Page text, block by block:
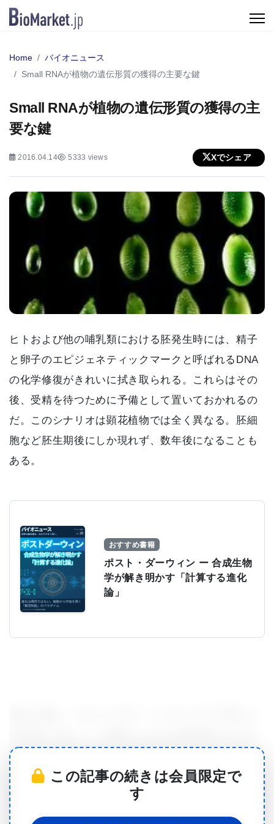
Home
バイオニュース
Small RNAが植物の遺伝形質の獲得の主要な鍵
Small RNAが植物の遺伝形質の獲得の主
要な鍵
2016.04.14 5333 views Xでシェア
ヒトおよび他の哺乳類における胚発生時には、精子
と卵子のエピジェネティックマークと呼ばれるDNA
の化学修復がきれいに拭き取られる。これらはその
後、受精を待つために予備として置いておかれるの
だ。このシナリオは顕花植物では全く異なる。胚細
胞など胚生期後にしか現れず、数年後になることも
ある。
おすすめ書籍
ポスト・ダーウィン ー 合成生物
学が解き明かす「計算する進化
論」
継がれたものであるーどの程度か、ということは今
に至るまであまり知られていなかった。
「我々が分かっていたことは、後成的な遺伝―親
この記事の続きは会員限定で
す